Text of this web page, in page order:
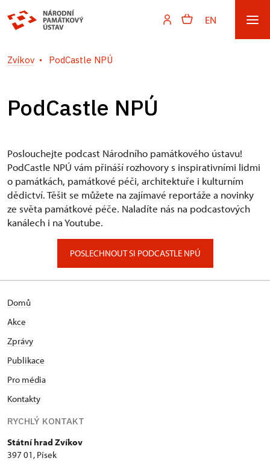
EN
Zvíkov PodCastle NPÚ
PodCastle NPÚ
Poslouchejte podcast Národního památkového ústavu!
PodCastle NPÚ vám přináší rozhovory s inspirativními lidmi
o památkách, památkové péči, architektuře i kulturním
dědictví. Těšit se můžete na zajímavé reportáže a novinky
ze světa památkové péče. Naladíte nás na podcastových
kanálech i na Youtube.
POSLECHNOUT SI PODCASTLE NPÚ
Domů
Akce
Zprávy
Publikace
Pro média
Kontakty
RYCHLÝ KONTAKT
Státní hrad Zvíkov
397 01, Písek